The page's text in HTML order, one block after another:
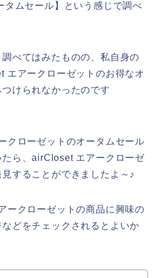
タムセール】という感じで調べ
べてはみたものの、私自身の
エアークローゼットのお得なオ
けられなかったのです
クローゼットのオータムセール
たら、airCloset エアークローゼ
することができましたよ～♪
ークローゼットの商品に興味の
どをチェックされるとよいか